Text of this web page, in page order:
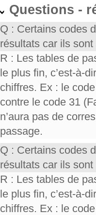
Questions -
Q : Certains codes
résultats car ils
R : Les tables de
le plus fin, c’est-à-
chiffres. Ex : le
contre le code 31
n’aura pas de
passage.
Q : Certains codes
résultats car ils
R : Les tables de
le plus fin, c’est-à-
chiffres. Ex : le